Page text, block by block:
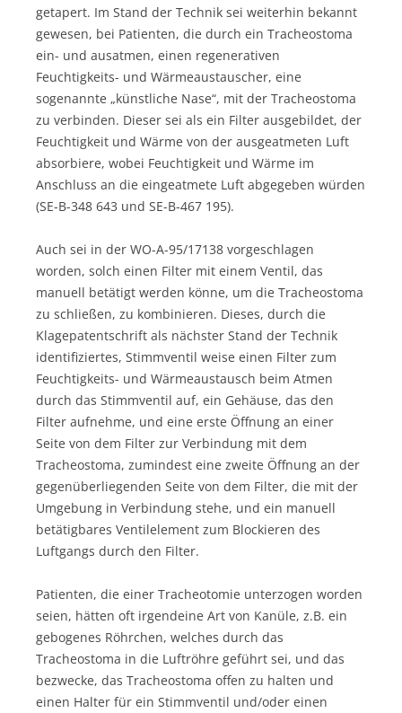
getapert. Im Stand der Technik sei weiterhin bekannt
gewesen, bei Patienten, die durch ein Tracheostoma
ein- und ausatmen, einen regenerativen
Feuchtigkeits- und Wärmeaustauscher, eine
sogenannte „künstliche Nase“, mit der Tracheostoma
zu verbinden. Dieser sei als ein Filter ausgebildet, der
Feuchtigkeit und Wärme von der ausgeatmeten Luft
absorbiere, wobei Feuchtigkeit und Wärme im
Anschluss an die eingeatmete Luft abgegeben würden
(SE-B-348 643 und SE-B-467 195).
Auch sei in der WO-A-95/17138 vorgeschlagen
worden, solch einen Filter mit einem Ventil, das
manuell betätigt werden könne, um die Tracheostoma
zu schließen, zu kombinieren. Dieses, durch die
Klagepatentschrift als nächster Stand der Technik
identifiziertes, Stimmventil weise einen Filter zum
Feuchtigkeits- und Wärmeaustausch beim Atmen
durch das Stimmventil auf, ein Gehäuse, das den
Filter aufnehme, und eine erste Öffnung an einer
Seite von dem Filter zur Verbindung mit dem
Tracheostoma, zumindest eine zweite Öffnung an der
gegenüberliegenden Seite von dem Filter, die mit der
Umgebung in Verbindung stehe, und ein manuell
betätigbares Ventilelement zum Blockieren des
Luftgangs durch den Filter.
Patienten, die einer Tracheotomie unterzogen worden
seien, hätten oft irgendeine Art von Kanüle, z.B. ein
gebogenes Röhrchen, welches durch das
Tracheostoma in die Luftröhre geführt sei, und das
bezwecke, das Tracheostoma offen zu halten und
einen Halter für ein Stimmventil und/oder einen